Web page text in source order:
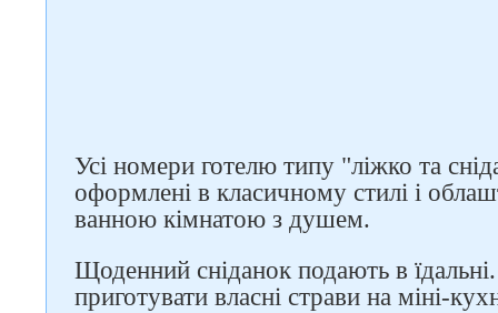
Усі номери готелю типу "ліжко та
оформлені в класичному стилі і
ванною кімнатою з душем.
Щоденний сніданок подають в
приготувати власні страви на міні-